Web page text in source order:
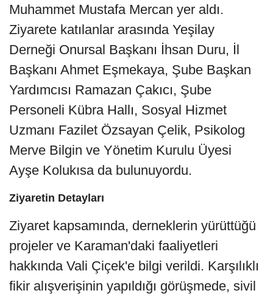
Muhammet Mustafa Mercan yer aldı.
Ziyarete katılanlar arasında Yeşilay
Derneği Onursal Başkanı İhsan Duru, İl
Başkanı Ahmet Eşmekaya, Şube Başkan
Yardımcısı Ramazan Çakıcı, Şube
Personeli Kübra Hallı, Sosyal Hizmet
Uzmanı Fazilet Özsayan Çelik, Psikolog
Merve Bilgin ve Yönetim Kurulu Üyesi
Ayşe Kolukısa da bulunuyordu.
Ziyaretin Detayları
Ziyaret kapsamında, derneklerin yürüttüğü
projeler ve Karaman'daki faaliyetleri
hakkında Vali Çiçek'e bilgi verildi. Karşılıklı
fikir alışverişinin yapıldığı görüşmede, sivil